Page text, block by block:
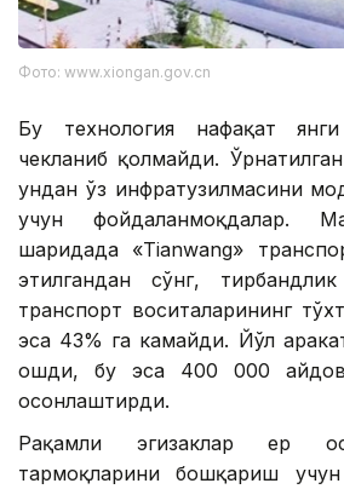
Фото: www.xiongan.gov.cn
Бу технология нафақат
чекланиб қолмайди.
ундан ўз инфратузилмасини
учун фойдаланмоқдалар.
шаҳридада «Tianwang»
этилгандан сўнг,
транспорт воситаларининг
эса 43% га камайди. Йўл
ошди, бу эса 400 000
осонлаштирди.
Рақамли эгизаклар ер
тармоқларини бошқариш